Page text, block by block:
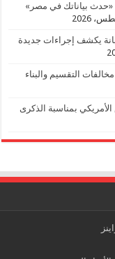
«حدث بياناتك في مصر»
يكشف إجراءات جديدة
التقسيم والبناء
بمناسبة الذكرى